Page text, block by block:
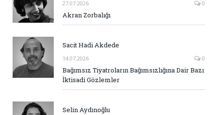
27.07.2026 0
Akran Zorbalığı
Sacit Hadi Akdede
14.07.2026 0
Bağımsız Tiyatroların Bağımsızlığına Dair Bazı
İktisadi Gözlemler
Selin Aydınoğlu